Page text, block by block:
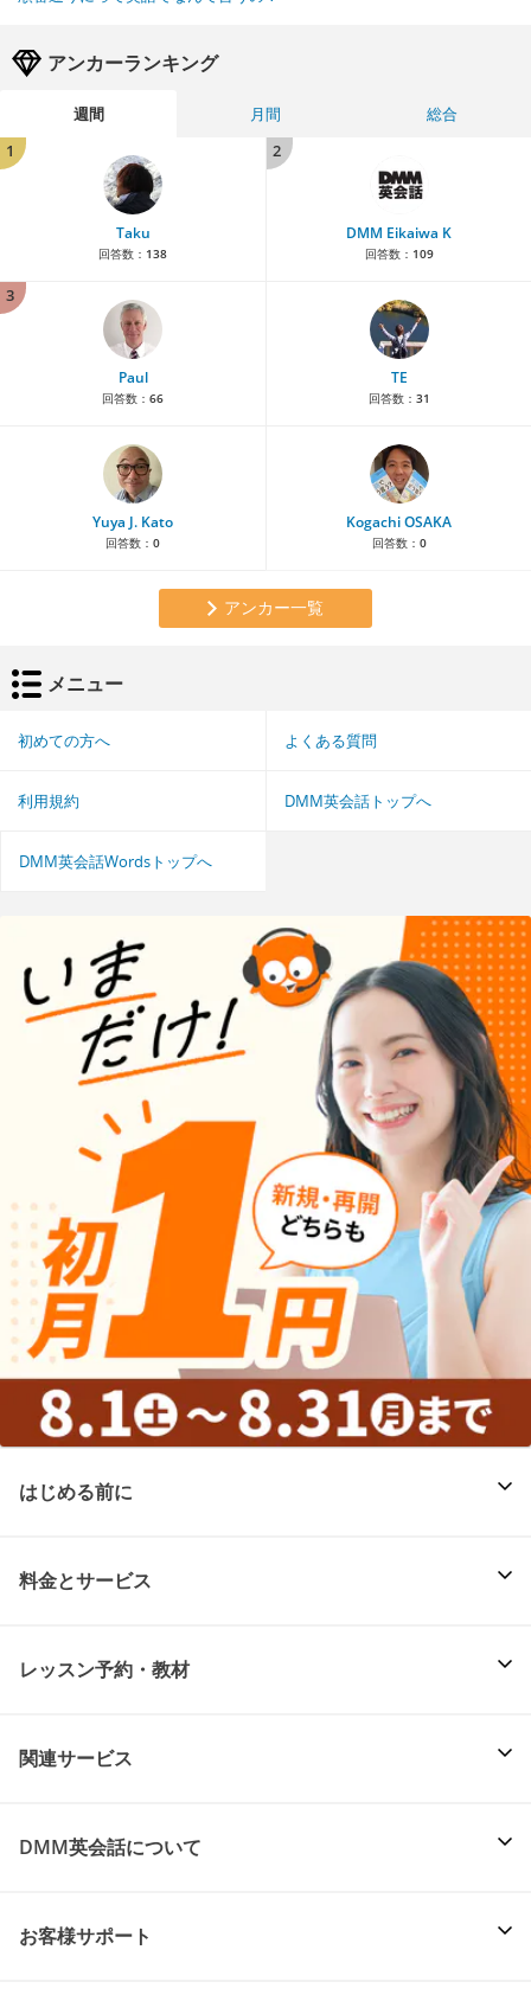
アンカーランキング
週間 月間
総合
1
Taku
回答数： 138
2
DMM Eikaiwa K
回答数： 109
3
Paul
回答数： 66
TE
回答数： 31
Yuya J. Kato
回答数： 0
Kogachi OSAKA
回答数： 0
アンカー一覧
メニュー
初めての方へ よくある質問
利用規約 DMM英会話トップへ
DMM英会話Wordsトップへ
はじめる前に
料金とサービス
レッスン予約・教材
関連サービス
DMM英会話について
お客様サポート